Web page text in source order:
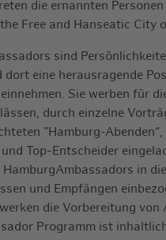
die ernannten
Free and Hanseatic City
sind
dort eine herausragende
Sie werben für
durch einzelne
"Hamburg-Abenden“,
Top-Entscheider
in
und Empfängen
die Vorbereitung
Programm ist